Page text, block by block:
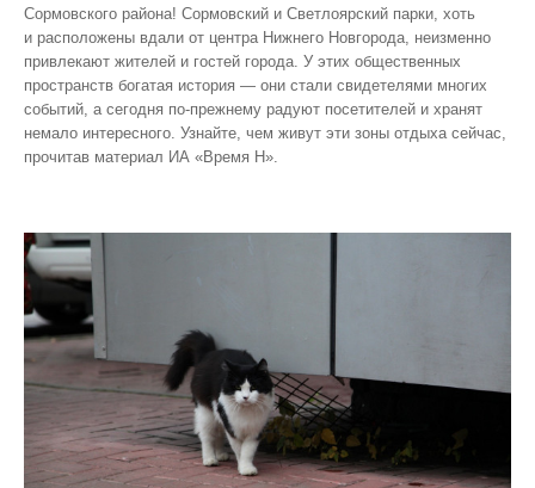
Сормовского района! Сормовский и Светлоярский парки, хоть
и расположены вдали от центра Нижнего Новгорода, неизменно
привлекают жителей и гостей города. У этих общественных
пространств богатая история — они стали свидетелями многих
событий, а сегодня по‑прежнему радуют посетителей и хранят
немало интересного. Узнайте, чем живут эти зоны отдыха сейчас,
прочитав материал ИА «Время Н».